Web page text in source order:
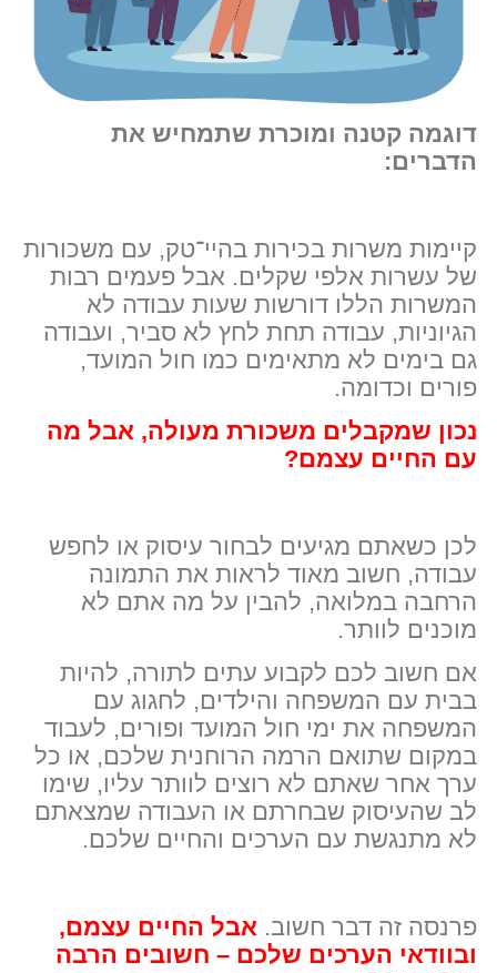
דוגמה קטנה ומוכרת שתמחיש את
הדברים:
קיימות משרות בכירות בהיי־טק, עם משכורות
של עשרות אלפי שקלים. אבל פעמים רבות
המשרות הללו דורשות שעות עבודה לא
הגיוניות, עבודה תחת לחץ לא סביר, ועבודה
גם בימים לא מתאימים כמו חול המועד,
פורים וכדומה.
נכון שמקבלים משכורת מעולה, אבל מה
עם החיים עצמם?
לכן כשאתם מגיעים לבחור עיסוק או לחפש
עבודה, חשוב מאוד לראות את התמונה
הרחבה במלואה, להבין על מה אתם לא
מוכנים לוותר.
אם חשוב לכם לקבוע עתים לתורה, להיות
בבית עם המשפחה והילדים, לחגוג עם
המשפחה את ימי חול המועד ופורים, לעבוד
במקום שתואם הרמה הרוחנית שלכם, או כל
ערך אחר שאתם לא רוצים לוותר עליו, שימו
לב שהעיסוק שבחרתם או העבודה שמצאתם
לא מתנגשת עם הערכים והחיים שלכם.
פרנסה זה דבר חשוב. אבל החיים עצמם,
ובוודאי הערכים שלכם – חשובים הרבה